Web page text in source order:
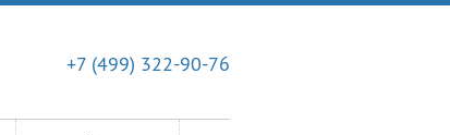
+7 (499) 322-90-76